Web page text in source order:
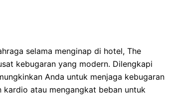
selama menginap di hotel, The
kebugaran yang modern. Dilengkapi
Anda untuk menjaga kebugaran
kardio atau mengangkat beban untuk